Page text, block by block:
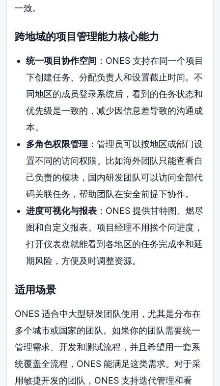
一致。
跨地域的项目管理能力核心能力
统一项目协作空间 ：ONES 支持在同一个项目
下创建任务、分配负责人和设置截止时间。不
同地区的成员登录系统后，看到的任务状态和
优先级是一致的，减少因信息差导致的沟通成
本。
多角色权限管理 ：管理员可以按地区或部门设
置不同的访问权限。比如海外团队只能查看自
己负责的模块，国内研发团队可以访问全部代
码关联任务，帮助团队在安全前提下协作。
进度可视化与报表：ONES 提供甘特图、燃尽
图和自定义报表。项目经理不用挨个问进度，
打开仪表盘就能看到各地区的任务完成率和延
期风险，方便及时调整资源。
适用场景
ONES 适合中大型研发团队使用，尤其是分布在
多个城市或国家的团队。如果你的团队需要统一
管理需求、开发和测试流程，并且希望用一套系
统覆盖全流程，ONES 能满足这类需求。对于采
用敏捷开发的团队，ONES 支持迭代管理和看